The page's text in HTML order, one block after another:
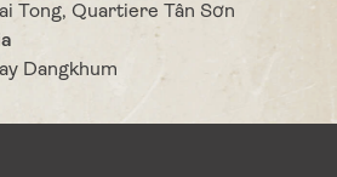
Tong, Quartiere Tân Sơn
Dangkhum